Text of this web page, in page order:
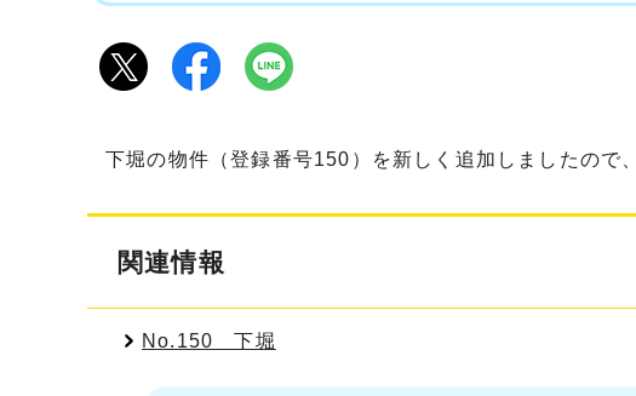
下堀の物件（登録番号150）を新しく追加しましたので
関連情報
No.150 下堀